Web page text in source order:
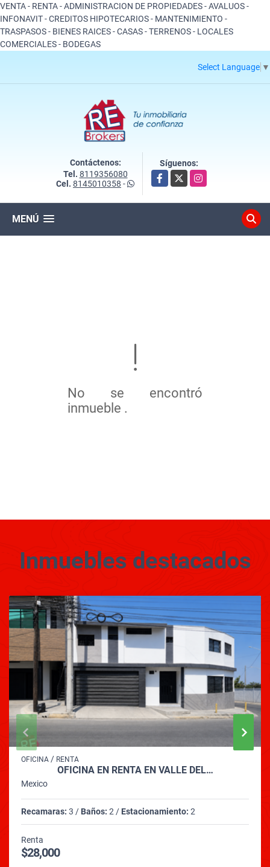
VENTA - RENTA - ADMINISTRACION DE PROPIEDADES - AVALUOS -
INFONAVIT - CREDITOS HIPOTECARIOS - MANTENIMIENTO -
TRASPASOS - BIENES RAICES - CASAS - TERRENOS - LOCALES
COMERCIALES - BODEGAS
Select Language ▼
Contáctenos:
Tel. 8119356080
Cel. 8145010358 -
Síguenos:
Facebook
X Instagram
MENÚ
No se encontró
inmueble .
Inmuebles destacados
OFICINA / RENTA
OFICINA EN RENTA EN VALLE DEL…
Mexico
Recamaras: 3 / Baños: 2 / Estacionamiento: 2
Renta
$28,000